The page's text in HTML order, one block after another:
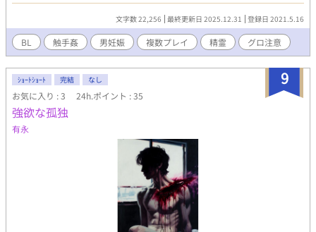
れたのは門馬の言動によるところがあるので、その恨みもあっ
た。現在は、門馬のことを思ってことりが謝るところを見ると、
腸が煮えくり返る思いになる。
いた。 絶望の中、魔物の王に言われた言葉は。 獣（キメラ）×青
年 ※元勇者も出てきますが、相手は不特定多数です。 ーー
ー 『癒し手の僕は、精霊たちの小鳥です。』 魔物に襲われたとこ
ろを妖精たちに助けられた歌を唄う癒し手は精霊と妖精の領地に
迷い込む。 妖精たちを信じて進むが…。 精霊（複数）×少年 ※
グロ注意 ーーー こちらの作品はpixiv様、ムーンライトノベ
ルズ様でも公開中です。 2025/12/31 魔物の雌♂は交尾以外はし
たくない。（私は勇者でした。今は魔物の雌です。2）をこちらに
まとめました。
文字数 22,256 最終更新日 2025.12.31 登録日 2021.5.16
BL 触手姦 男妊娠 複数プレイ 精霊 グロ注意
9
ｼｮｰﾄｼｮｰﾄ 完結 なし
お気に入り : 3 24h.ポイント : 35
強欲な孤独
有永